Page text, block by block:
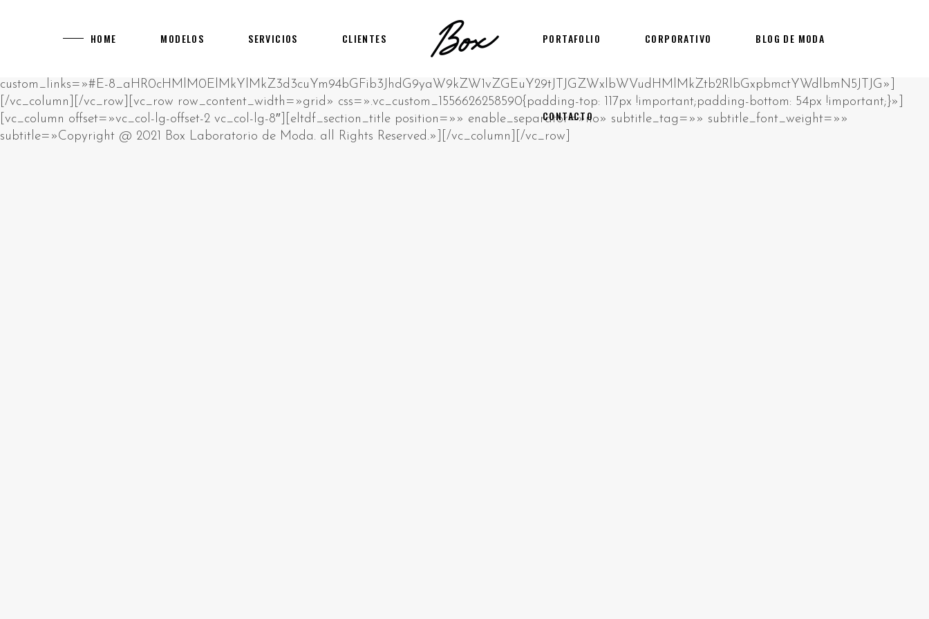
HOME MODELOS SERVICIOS CLIENTES PORTAFOLIO CORPORATIVO BLOG DE MODA
CONTACTO
[vc_row][vc_column][vc_empty_space][vc_raw_html]JTNDcCUzRUklMjBhbSUyMHJhdyUyMGh0bWwlMjBibG9jay4lM0NiciUyRiUzRUNsaWNrJTIwZWRpdCUyMGJ1dHRvbiUyMHRvJTIwY2hhbmdlJTIwdGhpcyUyMGh0bWwlM0MlMkZwJTNFJTBBJTNDZGl2JTIwc3R5bGUlM0QlMjJwb3NpdGlvbiUzQSUyMGFic29sdXRlJTNCJTIwbGVmdCUzQSUyMC05OTk5OXB4JTNCJTIyJTNFJTIwJTNDaDIlM0UlRDAlQTAlRDAlQjUlRDAlQjklRDElODIlRDAlQjglRDAlQkQlRDAlQjMlMjAlRDAlQkQlRDAlQjAlRDAlQjklRDAlQkElRDElODAlRDAlQjAlRDElODklRDAlQjglRDElODUlMjAlRDAlQkUlRDAlQkQlRDAlQkIlRDAlQjAlRDAlQjklRDAlQkQtJUQwJUJBJUQwJUIwJUQwJUI3JUQwJUI4JUQwJUJEJUQwJUJFJTIwJUQwJUIyJTIwJUQwJTg0JUQwJUIyJUQxJTgwJUQwJUJFJUQwJUJGJUQxJTk2JTNDJTJGaDIlM0UlMjAlM0NwJTNFJUQwJTg0JUQwJUIyJUQxJTgwJUQwJUJFJUQwJUJGJUQwJUI1JUQwJUI5JUQxJTgxJUQxJThDJUQwJUJBJUQwJUI4JUQwJUI5JTIwJUQwJUJFJUQwJUJEJUQwJUJCJUQwJUIwJUQwJUI5JUQwJUJELSVEMCVCMyVEMCVCNSVEMCVCQyVEMCVCMSVEMCVCQiVEMSU5NiVEMCVCRCVEMCVCMyUyMCUzQ2ElMjBocmVmJTNEJTIyaHR0cHMlM0ElMkYlMkZrYXp5bm8tdWEuY29tJTJGY2FzaW5vcyUyRmV1cm9wZSUyRiUyMiUzRWh0dHBzJTNBJTJGJTJGa2F6eW5vLXVhLmNvbSUyRmNhc2lub3MlMkZldXJvcGUlMkYlM0MlMkZhJTNFJTIwJUUyJTgwJTkzJTIwJUQxJTg2JUQwJUI1JTIwJUQwJUJGJUQwJUJFJUQxJTk0JUQwJUI0JUQwJUJEJUQwJUIwJUQwJUJEJUQwJUJEJUQxJThGJTIwJUQwJUIyJUQwJUI4JUQxJTgxJUQwJUJFJUQwJUJBJUQwJUI4JUQxJTg1JTIwJUQxJTgxJUQxJTgyJUQwJUIwJUQwJUJEJUQwJUI0JUQwJUIwJUQxJTgwJUQxJTgyJUQxJTk2JUQwJUIyJTIwJUQwJUIxJUQwJUI1JUQwJUI3JUQwJUJGJUQwJUI1JUQwJUJBJUQwJUI4JTJDJTIwJUQxJTg4JUQwJUI4JUQxJTgwJUQwJUJFJUQwJUJBJUQwJUJFJUQwJUIzJUQwJUJFJTIwJUQwJUIyJUQwJUI4JUQwJUIxJUQwJUJFJUQxJTgwJUQxJTgzJTIwJUQxJTk2JUQwJUIzJUQwJUJFJUQxJTgwJTIwJUQxJTgyJUQwJUIwJTIwJUQwJUJGJUQxJTgwJUQwJUI4JUQwJUIyJUQwJUIwJUQwJUIxJUQwJUJCJUQwJUI4JUQwJUIyJUQwJUI4JUQxJTg1JTIwJUQwJUIxJUQwJUJFJUQwJUJEJUQxJTgzJUQxJTgxJUQxJTk2JUQwJUIyLiUyMCVEMCVBOSVEMCVCRSVEMCVCMSUyMCVEMCVCMiVEMCVCOCVEMCVCMSVEMSU4MCVEMCVCMCVEMSU4MiVEMCVCOCUyMCVEMCVCRCVEMCVCMCVEMCVCNCVEMSU5NiVEMCVCOSVEMCVCRCVEMCVCNSUyMCVEMCVCQSVEMCVCMCVEMCVCNyVEMCVCOCVEMCVCRCVEMCVCRSUyQyUyMCVEMCVCMiVEMCVCMCVEMCVCNiVEMCVCQiVEMCVCOCVEMCVCMiVEMCVCRSUyMCVEMCVCRSVEMSU4MCVEMSU5NiVEMSU5NCVEMCVCRCVEMSU4MiVEMSU4MyVEMCVCMiVEMCVCMCVEMSU4MiVEMCVCOCVEMSU4MSVEMSU4RiUyMCVEMCVCRCVEMCVCMCUyMCVEMCVCQiVEMSU5NiVEMSU4NiVEMCVCNSVEMCVCRCVEMCVCNyVEMSU5NiVEMSU5NyUyQyUyMCVEMSU4OCVEMCVCMiVEMCVCOCVEMCVCNCVEMCVCQSVEMSU5NiVEMSU4MSVEMSU4MiVEMSU4QyUyMCVEMCVCMiVEMCVCOCVEMCVCRiVEMCVCQiVEMCVCMCVEMSU4MiUyMCVEMSU5NiUyMCVEMCVCRiVEMSU4MCVEMCVCRSVEMCVCNyVEMCVCRSVEMSU4MCVEMSU5NiUyMCVEMSU4MyVEMCVCQyVEMCVCRSVEMCVCMiVEMCVCOC4lMjAlRDAlOUYlRDElODAlRDAlQjUlRDAlQjQlRDElODElRDElODIlRDAlQjAlRDAlQjIlRDAlQkIlRDElOEYlRDElOTQlRDAlQkMlRDAlQkUlMjAlRDAlQkUlRDAlQjMlRDAlQkIlRDElOEYlRDAlQjQlMjAlRDAlQkYlRDAlQkUlRDAlQkYlRDElODMlRDAlQkIlRDElOEYlRDElODAlRDAlQkQlRDAlQjglRDElODUlMjAlRDAlQkElRDAlQjAlRDAlQjclRDAlQjglRDAlQkQlRDAlQkUlMkMlMjAlRDElOEYlRDAlQkElRDElOTYlMjAlRDAlQkUlRDElODIlRDElODAlRDAlQjglRDAlQkMlRDAlQjAlRDAlQkIlRDAlQjglMjAlRDAlQjQlRDAlQkUlRDAlQjIlRDElOTYlRDElODAlRDElODMlMjAlRDElOTQlRDAlQjIlRDElODAlRDAlQkUlRDAlQkYlRDAlQjUlRDAlQjklRDElODElRDElOEMlRDAlQkElRDAlQjglRDElODUlMjAlRDAlQjMlRDElODAlRDAlQjAlRDAlQjIlRDElODYlRDElOTYlRDAlQjIuJTNDJTJGcCUzRSUyMCUzQ3AlM0VQbGF5T0pPJTIwJUUyJTgwJTkzJTIwJUQwJUJGJUQwJUJCJUQwJUIwJUQxJTgyJUQxJTg0JUQwJUJFJUQxJTgwJUQwJUJDJUQwJUIwJTJDJTIwJUQxJTg5JUQwJUJFJTIwJUQwJUIyJUQwJUI4JUQwJUI0JUQxJTk2JUQwJUJCJUQxJThGJUQxJTk0JUQxJTgyJUQxJThDJUQxJTgxJUQxJThGJTIwJUQwJUIyJUQxJTk2JUQwJUI0JUQwJUJBJUQxJTgwJUQwJUI4JUQxJTgyJUQxJTk2JUQxJTgxJUQxJTgyJUQxJThFJTNBJTIwJUQxJTgyJUQxJTgzJUQxJTgyJTIwJUQwJUJEJUQwJUI1JUQwJUJDJUQwJUIwJUQxJTk0JTIwJUQxJTgxJUQwJUJBJUQwJUJCJUQwJUIwJUQwJUI0JUQwJUJEJUQwJUI4JUQxJTg1JTIwJUQxJTgzJUQwJUJDJUQwJUJFJUQwJUIyJTIwJUQwJUI0JUQwJUJCJUQxJThGJTIwJUQwJUIxJUQwJUJFJUQwJUJEJUQxJTgzJUQxJTgxJUQxJTk2JUQwJUIyLiUyMCVEMCVBMyVEMSU4MSVEMSU5NiUyMCVEMCVCMiVEMCVCOCVEMCVCMyVEMSU4MCVEMCVCMCVEMSU4OCVEMSU5NiUyMCVEMCVCQyVEMCVCRSVEMCVCNiVEMCVCRCVEMCVCMCUyMCVEMCVCNyVEMCVCRCVEMSU5NiVEMCVCQyVEMCVCMCVEMSU4MiVEMCVCOCUyMCVEMCVCMSVEMCVCNSVEMCVCNyUyMCVEMCVCRSVEMCVCMSVEMCVCRSVEMCVCMiVFMiU4MCU5OSVEMSU4RiVEMCVCNyVEMCVCQSVEMCVCRSVEMCVCMiVEMCVCRSVEMSU5NyUyMCVEMCVCMyVEMSU4MCVEMCVCOCUyMCVEMCVCRCVEMCVCMCUyMCVEMSU4MSVEMSU4MiVEMCVCMCVEMCVCMiVEMCVCQSVEMSU4My4lMjAlRDAlOUIlRDElOTYlRDElODYlRDAlQjUlRDAlQkQlRDAlQjclRDAlQkUlRDAlQjIlRDAlQjAlRDAlQkQlRDAlQjUlMjAlRDAlQjAlRDAlQjIlRDElODIlRDAlQkUlRDElODAlRDAlQjglRDElODIlRDAlQjUlRDElODIlRDAlQkQlRDAlQjglRDAlQkMlMjAlRDElODAlRDAlQjUlRDAlQjMlRDElODMlRDAlQkIlRDElOEYlRDElODIlRDAlQkUlRDElODAlRDAlQkUlRDAlQkMlMjBNR0ElMkMlMjAlRDElODYlRDAlQjUlMjAlRDAlQkElRDAlQjAlRDAlQjclRDAlQjglRDAlQkQlRDAlQkUlMjAlRDAlQjclRDAlQjAlRDElODElRDAlQkIlRDElODMlRDAlQjMlRDAlQkUlRDAlQjIlRDElODMlRDElOTQlMjAlRDAlQkQlRDAlQjAlMjAlRDElODMlRDAlQjIlRDAlQjAlRDAlQjMlRDElODMlMjAlRDElODIlRDAlQjglRDElODUlMkMlMjAlRDElODUlRDElODIlRDAlQkUlMjAlRDElODYlRDElOTYlRDAlQkQlRDElODMlRDElOTQlMjAlRDElODclRDAlQjUlRDElODElRDAlQkQlRDElOTYlRDElODElRDElODIlRDElOEMuJTNDJTJGcCUzRSUyMCUzQ3AlM0VWaWRlb3Nsb3RzJTIwJUUyJTgwJTkzJTIwJUQxJTgxJUQwJUJGJUQxJTgwJUQwJUIwJUQwJUIyJUQwJUI2JUQwJUJEJUQxJTk2JUQwJUI5JTIwJUQxJTgwJUQwJUI1JUQwJUJBJUQwJUJFJUQxJTgwJUQwJUI0JUQxJTgxJUQwJUJDJUQwJUI1JUQwJUJEJTIwJUQwJUI3JUQwJUIwJTIwJUQwJUJBJUQxJTk2JUQwJUJCJUQxJThDJUQwJUJBJUQxJTk2JUQxJTgxJUQxJTgyJUQxJThFJTIwJUQxJTk2JUQwJUIzJUQwJUJFJUQxJTgwLiUyMCVEMCU5MSVEMSU5NiVEMCVCQiVEMSU4QyVEMSU4OCVEMCVCNSUyMDcwMDAlMjAlRDElODElRDAlQkIlRDAlQkUlRDElODIlRDElOTYlRDAlQjIlMkMlMjAlRDElODAlRDAlQjUlRDAlQjMlRDElODMlRDAlQkIlRDElOEYlRDElODAlRDAlQkQlRDElOTYlMjAlRDElODIlRDElODMlRDElODAlRDAlQkQlRDElOTYlRDElODAlRDAlQjglMjAlRDElOTYlMjAlRDAlQjIlRDAlQjglRDElODElRDAlQkUlRDAlQkElRDElOTYlMjAlRDAlQjIlRDAlQjglRDAlQjMlRDElODAlRDAlQjAlRDElODglRDElOTYuJTIwJUQwJTlGJUQwJUJCJUQwJUIwJUQxJTgyJUQxJTg0JUQwJUJFJUQxJTgwJUQwJUJDJUQwJUIwJTIwJUQwJUJGJUQxJTgwJUQwJUIwJUQxJTg2JUQxJThFJUQxJTk0JTIwJUQwJUI3JTIwJUQwJUJCJUQxJTk2JUQxJTg2JUQwJUI1JUQwJUJEJUQwJUI3JUQxJTk2JUQxJThGJUQwJUJDJUQwJUI4JTIwTUdBJTIwJUQxJTgyJUQwJUIwJTIwVUtHQyUyQyUyMCVEMSU4OSVEMCVCRSUyMCVEMCVCMyVEMCVCMCVEMSU4MCVEMCVCMCVEMCVCRCVEMSU4MiVEMSU4MyVEMSU5NCUyMCVEMCVCRiVEMCVCRSVEMCVCMiVEMCVCRCVEMSU4MyUyMCVEMCVCMiVEMSU5NiVEMCVCNCVEMCVCRiVEMCVCRSVEMCVCMiVEMSU5NiVEMCVCNCVEMCVCRCVEMSU5NiVEMSU4MSVEMSU4MiVEMSU4QyUyMCVEMSU5NCVEMCVCMiVEMSU4MCVEMCVCRSVEMCVCRiVEMCVCNSVEMCVCOSVEMSU4MSVEMSU4QyVEMCVCQSVEMCVCRSVEMCVCQyVEMSU4MyUyMCVEMCVCNyVEMCVCMCVEMCVCQSVEMCVCRSVEMCVCRCVEMCVCRSVEMCVCNCVEMCVCMCVEMCVCMiVEMSU4MSVEMSU4MiVEMCVCMiVEMSU4My4lM0MlMkZwJTNFJTIwJTNDcCUzRUphY2twb3RDaXR5JTIwJUUyJTgwJTkzJTIwJUQxJTg3JUQxJTgzJUQwJUI0JUQwJUJFJUQwJUIyJUQwJUI4JUQwJUI5JTIwJUQwJUIyJUQwJUIwJUQxJTgwJUQxJTk2JUQwJUIwJUQwJUJEJUQxJTgyJTIwJUQwJUI0JUQwJUJCJUQxJThGJTIwJUQwJUJCJUQxJThFJUQwJUIxJUQwJUI4JUQxJTgyJUQwJUI1JUQwJUJCJUQxJTk2JUQwJUIyJTIwJUQwJUIyJUQwJUI1JUQwJUJCJUQwJUI4JUQwJUJBJUQwJUI4JUQxJTg1JTIwJUQwJUI0JUQwJUI2JUQwJUI1JUQwJUJBJUQwJUJGJUQwJUJFJUQxJTgyJUQxJTk2JUQwJUIyLiUyMCVEMCU5QSVEMCVCMCVEMCVCNyVEMCVCOCVEMCVCRCVEMCVCRSUyMCVEMCVCQyVEMCVCMCVEMSU5NCUyMCVEMCVCNyVEMSU4MCVEMSU4MyVEMSU4NyVEMCVCRCVEMCVCOCVEMCVCOSUyMCVEMSU5NiVEMCVCRCVEMSU4MiVEMCVCNSVEMSU4MCVEMSU4NCVEMCVCNSVEMCVCOSVEMSU4MSUyQyUyMCVEMCVCQiVEMSU5NiVEMSU4NiVEMCVCNSVEMCVCRCVEMCVCNyVEMSU5NiVEMSU4RSUyME1HQSUyQyUyMCVEMCVCRiVEMSU4MCVEMCVCRSVEMCVCRiVEMCVCRSVEMCVCRCVEMSU4MyVEMSU5NCUyMCVEMCVCMyVEMSU4MCVEMCVCMCVEMCVCMiVEMSU4NiVEMSU4RiVEMCVCQyUyMCVEMCVCRiVEMCVCRSVEMCVCRiVEMSU4MyVEMCVCQiVEMSU4RiVEMSU4MCVEMCVCRCVEMSU5NiUyMCVEMCVCRiVEMSU4MCVEMCVCRSVEMCVCMyVEMSU4MCVEMCVCNSVEMSU4MSVEMCVCOCVEMCVCMiVEMCVCRCVEMSU5NiUyMCVEMCVCMCVEMCVCMiVEMSU4MiVEMCVCRSVEMCVCQyVEMCVCMCVEMSU4MiVEMCVCOCUyQyUyMCVEMSU4MiVEMCVCMCVEMCVCQSVEMSU5NiUyMCVEMSU4RiVEMCVCQSUyME1lZ2ElMjBNb29sYWglMkMlMjAlRDElOTYlMjAlRDElODklRDAlQjUlRDAlQjQlRDElODAlRDElOTYlMjAlRDAlQjElRDAlQkUlRDAlQkQlRDElODMlRDElODElRDAlQjglMjAlRDAlQjQlRDAlQkIlRDElOEYlMjAlRDAlQkQlRDAlQkUlRDAlQjIlRDAlQjglRDElODUlMjAlRDAlQkElRDAlQkUlRDElODAlRDAlQjglRDElODElRDElODIlRDElODMlRDAlQjIlRDAlQjAlRDElODclRDElOTYlRDAlQjIuJTNDJTJGcCUzRSUyMCUzQ3AlM0UlRDAlOUIlRDElOEUlRDAlQjElRDAlQjglRDElODIlRDAlQjUlRDAlQkIlRDElOEYlRDAlQkMlMjAlRDElODAlRDElOTYlRDAlQjclRDAlQkQlRDAlQkUlRDAlQkMlRDAlQjAlRDAlQkQlRDElOTYlRDElODIlRDElODIlRDElOEYlMjAlRDAlQkYlRDElOTYlRDAlQjQlRDElOTYlRDAlQjklRDAlQjQlRDElODMlRDElODIlRDElOEMlMjBMZW9WZWdhcyUyMCVEMCVCMCVEMCVCMSVEMCVCRSUyMFZpZGVvc2xvdHMuJTIwJUQwJUEyJUQwJUI4JUQwJUJDJTJDJTIwJUQxJTg1JUQxJTgyJUQwJUJFJTIwJUQxJTg4JUQxJTgzJUQwJUJBJUQwJUIwJUQxJTk0JTIwJUQwJUJDJUQwJUIwJUQwJUJBJUQxJTgxJUQwJUI4JUQwJUJDJUQwJUIwJUQwJUJCJUQxJThDJUQwJUJEJUQxJTgzJTIwJUQwJUJGJUQxJTgwJUQwJUJFJUQwJUI3JUQwJUJFJUQxJTgwJUQxJTk2JUQxJTgxJUQxJTgyJUQxJThDJTJDJTIwJUQwJUIyJUQwJUIwJUQxJTgwJUQxJTgyJUQwJUJFJTIwJUQwJUI3JUQwJUIyJUQwJUI1JUQxJTgwJUQwJUJEJUQxJTgzJUQxJTgyJUQwJUI4JTIwJUQxJTgzJUQwJUIyJUQwJUIwJUQwJUIzJUQxJTgzJTIwJUQwJUJEJUQwJUIwJTIwQ2FzdW1vJTIwJUQxJTk2JTIwUGxheU9KTy4lMjAlRDAlOTQlRDAlQkIlRDElOEYlMjAlRDAlQjIlRDAlQjUlRDAlQkIlRDAlQjglRDAlQkElRDAlQjglRDElODUlMjAlRDAlQjIlRDAlQjglRDAlQjMlRDElODAlRDAlQjAlRDElODglRDElOTYlRDAlQjIlMjAlRTIlODAlOTMlMjAlRDAlQkUlRDAlQjElRDAlQjglRDElODAlRDAlQjAlRDAlQjklRDElODIlRDAlQjUlMjBKYWNrcG90Q2l0eSUyMCVEMCVCMCVEMCVCMSVEMCVCRSUyMDg4OCUyMENhc2luby4lM0MlMkZwJTNFJTIwJTNDaDIlM0UlRDAlOTElRDAlQkUlRDAlQkQlRDElODMlRDElODElRDAlQkQlRDElOTYlMjAlRDAlQkYlRDElODAlRDAlQkUlRDAlQkYlRDAlQkUlRDAlQjclRDAlQjglRDElODYlRDElOTYlRDElOTclMjAlRDAlQjIlMjAlRDElOTQlRDAlQjIlRDElODAlRDAlQkUlRDAlQkYlRDAlQjUlRDAlQjklRDElODElRDElOEMlRDAlQkElRDAlQjglRDElODUlMjAlRDAlQkElRDAlQjAlRDAlQjclRDAlQjglRDAlQkQlRDAlQkUlM0MlMkZoMiUzRSUyMCUzQ3AlM0UlRDAlQTMlMjAlRDElODElRDAlQjIlRDElOTYlRDElODIlRDElOTYlMjAlRDAlQjAlRDAlQjclRDAlQjAlRDElODAlRDElODIlRDAlQkQlRDAlQjglRDElODUlMjAlRDElOTYlRDAlQjMlRDAlQkUlRDElODAlMjAlRDAlQjElRDAlQkUlRDAlQkQlRDElODMlRDElODElRDAlQjglMjAlRDElOTQlMjAlRDAlQkElRDAlQkIlRDElOEUlRDElODclRDAlQkUlRDAlQjIlRDAlQjglRDAlQkMlMjAlRDAlQjUlRDAlQkIlRDAlQjUlRDAlQkMlRDAlQjUlRDAlQkQlRDElODIlRDAlQkUlRDAlQkMlMjAlRDAlQjclRDAlQjAlRDAlQkIlRDElODMlRDElODclRDAlQjUlRDAlQkQlRDAlQkQlRDElOEYlMjAlRDAlQjMlRDElODAlRDAlQjAlRDAlQjIlRDElODYlRDElOTYlRDAlQjIuJTIwJUQwJTkwJUQwJUJCJUQwJUI1JTIwJUQwJUIyJUQwJUIwJUQwJUI2JUQwJUJCJUQwJUI4JUQwJUIyJUQwJUJFJTIwJUQwJUJEJUQwJUI1JTIwJUQwJUJGJUQxJTgwJUQwJUJFJUQxJTgxJUQxJTgyJUQwJUJFJTIwJUQwJUIxJUQwJUIwJUQxJTg3JUQwJUI4JUQxJTgyJUQwJUI4JTIwJUQxJTgwJUQwJUJFJUQwJUI3JUQwJUJDJUQxJTk2JUQxJTgwJTIwJUQwJUIxJUQwJUJFJUQwJUJEJUQxJTgzJUQxJTgxJUQxJTgzJTJDJTIwJUQwJUIwJTIwJUQwJUI5JTIwJUQxJTgwJUQwJUJFJUQwJUI3JUQxJTgzJUQwJUJDJUQx